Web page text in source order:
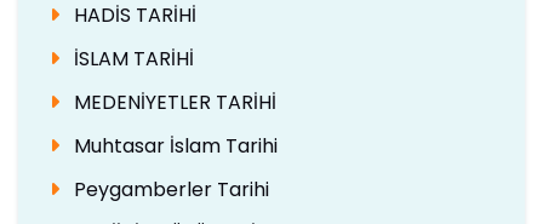
HADİS TARİHİ
İSLAM TARİHİ
MEDENİYETLER TARİHİ
Muhtasar İslam Tarihi
Peygamberler Tarihi